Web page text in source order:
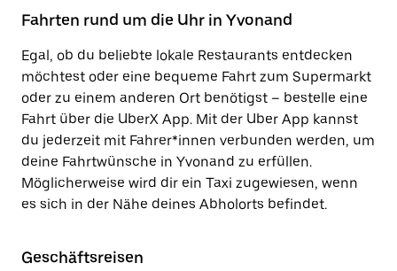
Fahrten rund um die Uhr in Yvonand
Egal, ob du beliebte lokale Restaurants entdecken
möchtest oder eine bequeme Fahrt zum Supermarkt
oder zu einem anderen Ort benötigst – bestelle eine
Fahrt über die UberX App. Mit der Uber App kannst
du jederzeit mit Fahrer*innen verbunden werden, um
deine Fahrtwünsche in Yvonand zu erfüllen.
Möglicherweise wird dir ein Taxi zugewiesen, wenn
es sich in der Nähe deines Abholorts befindet.
Geschäftsreisen